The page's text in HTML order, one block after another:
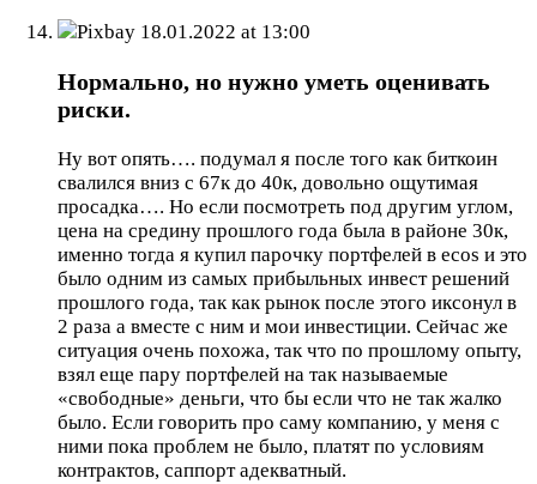
Pixbay 18.01.2022 at 13:00
Нормально, но нужно уметь оценивать
риски.
Ну вот опять…. подумал я после того как биткоин
свалился вниз с 67к до 40к, довольно ощутимая
просадка…. Но если посмотреть под другим углом,
цена на средину прошлого года была в районе 30к,
именно тогда я купил парочку портфелей в ecos и это
было одним из самых прибыльных инвест решений
прошлого года, так как рынок после этого иксонул в
2 раза а вместе с ним и мои инвестиции. Сейчас же
ситуация очень похожа, так что по прошлому опыту,
взял еще пару портфелей на так называемые
«свободные» деньги, что бы если что не так жалко
было. Если говорить про саму компанию, у меня с
ними пока проблем не было, платят по условиям
контрактов, саппорт адекватный.